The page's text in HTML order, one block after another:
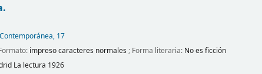
17
impreso caracteres normales; Forma literaria: No es ficción
La lectura 1926